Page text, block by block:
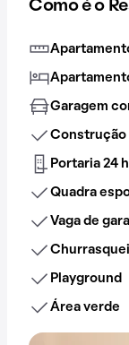
Como é o
Garagem
Construção
Portaria 24
Quadra
Vaga de
Playground
Área verde